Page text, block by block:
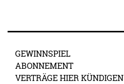
GEWINNSPIEL
ABONNEMENT
VERTRÄGE HIER KÜNDIGEN